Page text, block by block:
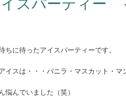
スパーティー
ちに待ったアイスパーティーです。
イスは・・・バニラ・マスカット・マ
悩んでいました（笑）